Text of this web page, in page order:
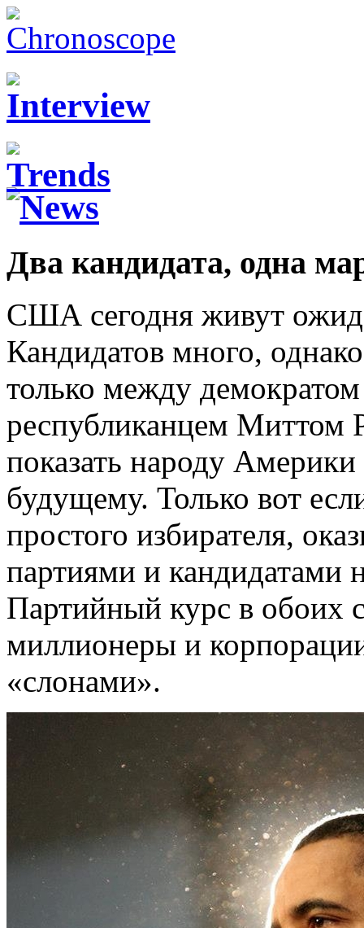
Два кандидата, одна
США сегодня живут
Кандидатов много,
только между
республиканцем Миттом
показать народу
будущему. Только вот
простого избирателя,
партиями и кандидатами
Партийный курс в обоих
миллионеры и
«слонами».